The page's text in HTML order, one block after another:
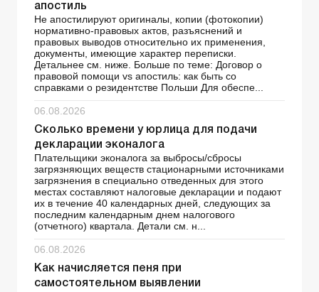
апостиль
Не апостилируют оригиналы, копии (фотокопии)
нормативно-правовых актов, разъяснений и
правовых выводов относительно их применения,
документы, имеющие характер переписки.
Детальнее см. ниже. Больше по теме: Договор о
правовой помощи vs апостиль: как быть со
справками о резидентстве Польши Для обеспе...
06.08.2026
Сколько времени у юрлица для подачи
декларации эконалога
Плательщики эконалога за выбросы/сбросы
загрязняющих веществ стационарными источниками
загрязнения в специально отведенных для этого
местах составляют налоговые декларации и подают
их в течение 40 календарных дней, следующих за
последним календарным днем налогового
(отчетного) квартала. Детали см. н...
06.08.2026
Как начисляется пеня при
самостоятельном выявлении